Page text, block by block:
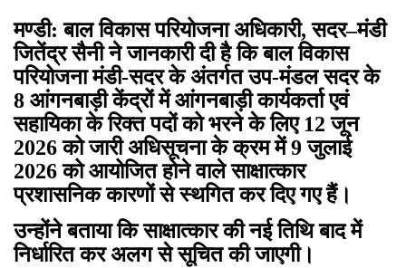
मण्डी: बाल विकास परियोजना अधिकारी, सदर–मंडी
जितेंद्र सैनी ने जानकारी दी है कि बाल विकास
परियोजना मंडी-सदर के अंतर्गत उप-मंडल सदर के
8 आंगनबाड़ी केंद्रों में आंगनबाड़ी कार्यकर्ता एवं
सहायिका के रिक्त पदों को भरने के लिए 12 जून
2026 को जारी अधिसूचना के क्रम में 9 जुलाई
2026 को आयोजित होने वाले साक्षात्कार
प्रशासनिक कारणों से स्थगित कर दिए गए हैं।
उन्होंने बताया कि साक्षात्कार की नई तिथि बाद में
निर्धारित कर अलग से सूचित की जाएगी।